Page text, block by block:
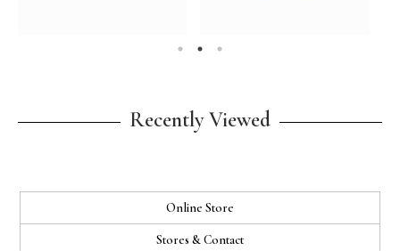
Recently Viewed
Online Store
Stores & Contact